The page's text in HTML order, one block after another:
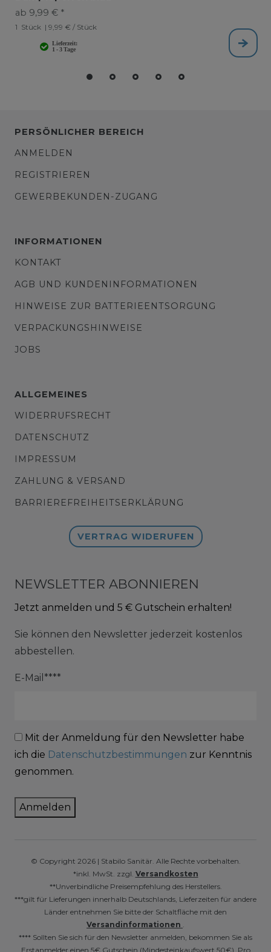
ab 9,99 € *
1 Stück | 9,99 € / Stück
PERSÖNLICHER BEREICH
ANMELDEN
REGISTRIEREN
GEWERBEKUNDEN-ZUGANG
INFORMATIONEN
KONTAKT
AGB UND KUNDENINFORMATIONEN
HINWEISE ZUR BATTERIEENTSORGUNG
VERPACKUNGSHINWEISE
JOBS
ALLGEMEINES
WIDERRUFSRECHT
DATENSCHUTZ
IMPRESSUM
ZAHLUNG & VERSAND
BARRIEREFREIHEITSERKLÄRUNG
VERTRAG WIDERUFEN
NEWSLETTER ABONNIEREN
Jetzt anmelden und 5 € Gutschein erhalten!
Sie können den Newsletter jederzeit kostenlos
abbestellen.
E-Mail****
Mit der Anmeldung für den Newsletter habe
ich die Datenschutzbestimmungen zur Kenntnis
genommen.
Anmelden
© Copyright 2026 | Stabilo Sanitär. Alle Rechte vorbehalten.
*inkl. MwSt. zzgl. Versandkosten
**Unverbindliche Preisempfehlung des Herstellers.
***gilt für Lieferungen innerhalb Deutschlands, Lieferzeiten für andere
Länder entnehmen Sie bitte der Schaltfläche mit den
Versandinformationen
**** Sollten Sie sich für den Newsletter anmelden, bekommen Sie als
Erstanmelder einen 5€ Gutschein (Mindesteinkaufswert 50€). Pro